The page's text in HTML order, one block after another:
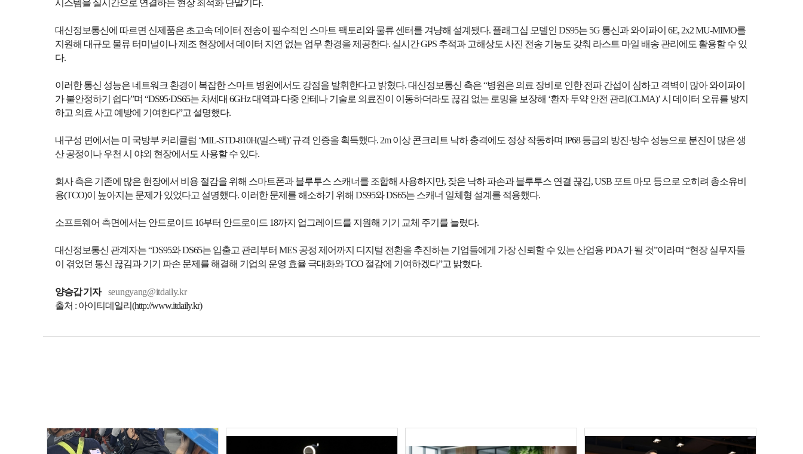
시스템을 실시간으로 연결하는 현장 최적화 단말기다.
대신정보통신에 따르면 신제품은 초고속 데이터 전송이 필수적인 스마트 팩토리와 물류 센터를 겨냥해 설계됐다. 플래그십 모델인 DS95는 5G 통신과 와이파이 6E, 2x2 MU-MIMO를
지원해 대규모 물류 터미널이나 제조 현장에서 데이터 지연 없는 업무 환경을 제공한다. 실시간 GPS 추적과 고해상도 사진 전송 기능도 갖춰 라스트 마일 배송 관리에도 활용할 수 있
다.
이러한 통신 성능은 네트워크 환경이 복잡한 스마트 병원에서도 강점을 발휘한다고 밝혔다. 대신정보통신 측은 “병원은 의료 장비로 인한 전파 간섭이 심하고 격벽이 많아 와이파이
가 불안정하기 쉽다”며 “DS95·DS65는 차세대 6GHz 대역과 다중 안테나 기술로 의료진이 이동하더라도 끊김 없는 로밍을 보장해 ‘환자 투약 안전 관리(CLMA)’ 시 데이터 오류를 방지
하고 의료 사고 예방에 기여한다”고 설명했다.
내구성 면에서는 미 국방부 커리큘럼 ‘MIL-STD-810H(밀스팩)’ 규격 인증을 획득했다. 2m 이상 콘크리트 낙하 충격에도 정상 작동하며 IP68 등급의 방진·방수 성능으로 분진이 많은 생
산 공정이나 우천 시 야외 현장에서도 사용할 수 있다.
회사 측은 기존에 많은 현장에서 비용 절감을 위해 스마트폰과 블루투스 스캐너를 조합해 사용하지만, 잦은 낙하 파손과 블루투스 연결 끊김, USB 포트 마모 등으로 오히려 총소유비
용(TCO)이 높아지는 문제가 있었다고 설명했다. 이러한 문제를 해소하기 위해 DS95와 DS65는 스캐너 일체형 설계를 적용했다.
소프트웨어 측면에서는 안드로이드 16부터 안드로이드 18까지 업그레이드를 지원해 기기 교체 주기를 늘렸다.
대신정보통신 관계자는 “DS95와 DS65는 입출고 관리부터 MES 공정 제어까지 디지털 전환을 추진하는 기업들에게 가장 신뢰할 수 있는 산업용 PDA가 될 것”이라며 “현장 실무자들
이 겪었던 통신 끊김과 기기 파손 문제를 해결해 기업의 운영 효율 극대화와 TCO 절감에 기여하겠다”고 밝혔다.
양승갑 기자
seungyang@itdaily.kr
출처 : 아이티데일리(http://www.itdaily.kr)